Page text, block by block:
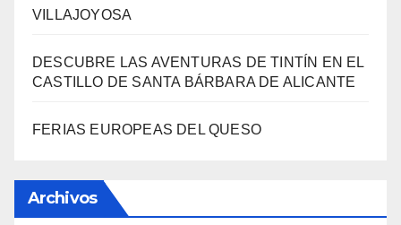
VILLAJOYOSA
DESCUBRE LAS AVENTURAS DE TINTÍN EN EL
CASTILLO DE SANTA BÁRBARA DE ALICANTE
FERIAS EUROPEAS DEL QUESO
Archivos